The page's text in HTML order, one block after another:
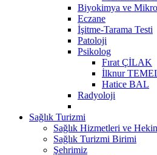
Biyokimya ve
Eczane
İşitme-Tarama Testi
Patoloji
Psikolog
Fırat ÇİLAK
İlknur
Hatice BAL
Radyoloji
Sağlık Turizmi
Sağlık Hizmetleri ve
Sağlık Turizmi Birimi
Şehrimiz